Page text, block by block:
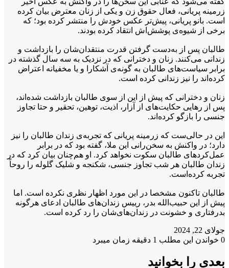
زرمینه پریانی، فعال حقوق زن و یکی از زنان معترض بیان کرده
است. بانو پریانی، پیش‌تر عکس خودش را منتشر کرده بود؛ که
برخی از شیوه‌ی پوشش‌اش انتقاد کرده بودند.
طالبان پس از به‌دست گرفتن قدرت منتقدان‌شان را بازداشت و
زندانی می‌کنند. زنان و دخترانی که در نزدیک به سه سال گذشته در
برابر سیاست‌های طالبان به گونه‌ی آشکارا و یا مخفیانه اعتراض
کرده‌اند را نیز زندانی کرده است.
زنان و دخترانی که پیش از این از سوی طالبان بازداشت شده‌اند،
پس از رهایی حکایت‌های از آزار، اذیت، توهین، تحقیر و حتا تجاوز
جنسی را بازگو کرده‌اند.
این در حالی‌ست که زرمینه پریانی که تجربه‌ی زندان طالبان را نیز
دارد؛ در واکنش به سخن‌رانی این ملا، گفته بود که در برابر
عمل‌کردهای طالبان سکوت نخواهد کرد. او هم‌چنان بیان کرد که در
زندان طالبان هر شب تجاوز جنسی، شکنجه و شلیک گلوله را روحاً
تجربه کرده‌است.
طالبان تاکنون مشخصا در این مورد اظهار نظری نکرده است. اما
پیش از این حبیب‌الله بدر، رییس زندان‌های طالبان ادعای هرگونه
بدرفتاری و خشونت در زندان‌های‌شان را رد کرده است.
جولای 22, 2024
0 خواندن این مطلب 1 دقیقه زمان میبرد
بعدی را بخوانید